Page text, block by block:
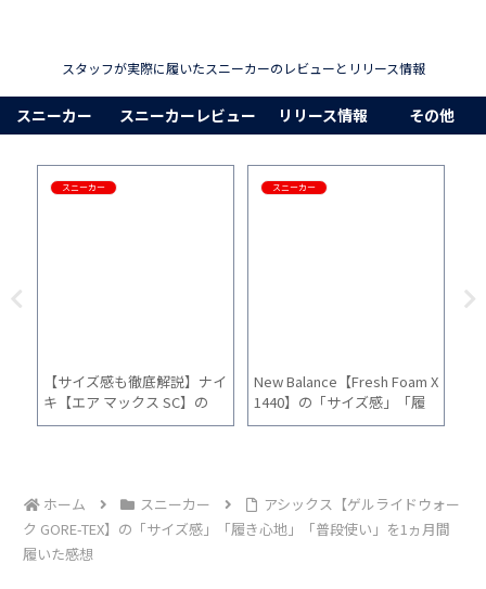
スタッフが実際に履いたスニーカーのレビューとリリース情報
スニーカー スニーカーレビュー リリース情報 その他
スニーカー
【サイズ感も徹底解説】ナイ
キ【エア マックス SC】の
「サイズ感」「履き心地」
スニーカー
New Balance【Fresh Foam X
1440】の「サイズ感」「履
き心地」「普段使い」を1ヵ
ホーム スニーカー
アシックス【ゲルライドウォー
ク GORE-TEX】の「サイズ感」「履き心地」「普段使い」を1ヵ月間
履いた感想